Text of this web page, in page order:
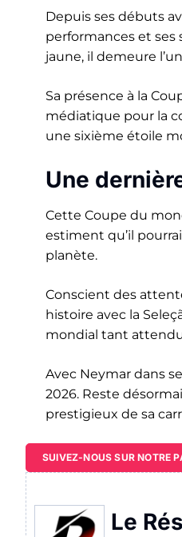
Depuis ses débuts
performances et
jaune, il demeure
Sa présence à la
médiatique pour la
une sixième étoile
Une
Cette Coupe du
estiment qu’il
planète.
Conscient des
histoire avec la
mondial tant
Avec Neymar dans
2026. Reste
prestigieux de sa
SUIVEZ-NOUS SUR NOTRE
Le